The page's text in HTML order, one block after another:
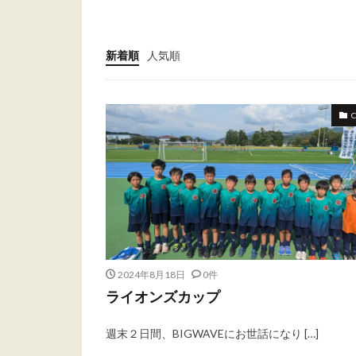
新着順 人気順
2024年8月18日 0件
ライオンズカップ
週末２日間、BIGWAVEにお世話になり […]